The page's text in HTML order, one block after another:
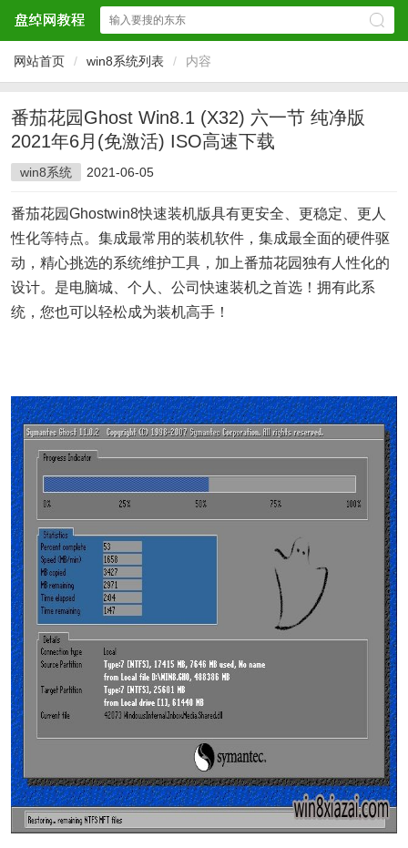
网站首页 / win8系统列表 / 内容
番茄花园Ghost Win8.1 (X32) 六一节 纯净版
2021年6月(免激活) ISO高速下载
win8系统 2021-06-05
番茄花园Ghostwin8快速装机版具有更安全、更稳定、更人
性化等特点。集成最常用的装机软件，集成最全面的硬件驱
动，精心挑选的系统维护工具，加上番茄花园独有人性化的
设计。是电脑城、个人、公司快速装机之首选！拥有此系
统，您也可以轻松成为装机高手！